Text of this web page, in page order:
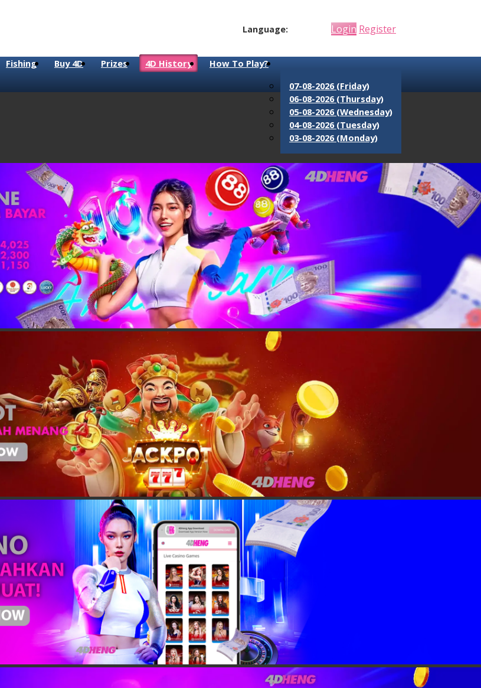
Language: Login Register
Fishing Buy 4D Prizes 4D History
How To Play?
07-08-2026 (Friday)
06-08-2026 (Thursday)
05-08-2026 (Wednesday)
04-08-2026 (Tuesday)
03-08-2026 (Monday)